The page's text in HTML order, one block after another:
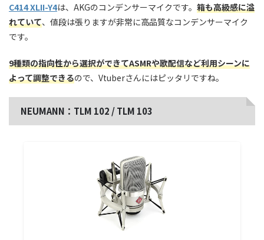
C414 XLII-Y4は、AKGのコンデンサーマイクです。 箱も高級感に溢
れていて、値段は張りますが非常に高品質なコンデンサーマイク
です。
9種類の指向性から選択ができてASMRや歌配信など利用シーンに
よって調整できるので、Vtuberさんにはピッタリですね。
NEUMANN：TLM 102 / TLM 103